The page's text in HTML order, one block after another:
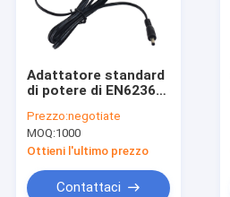
Adattatore standard
di potere di EN62368
Prezzo:negotiate
MOQ:1000
Ottieni l'ultimo prezzo
Contattaci